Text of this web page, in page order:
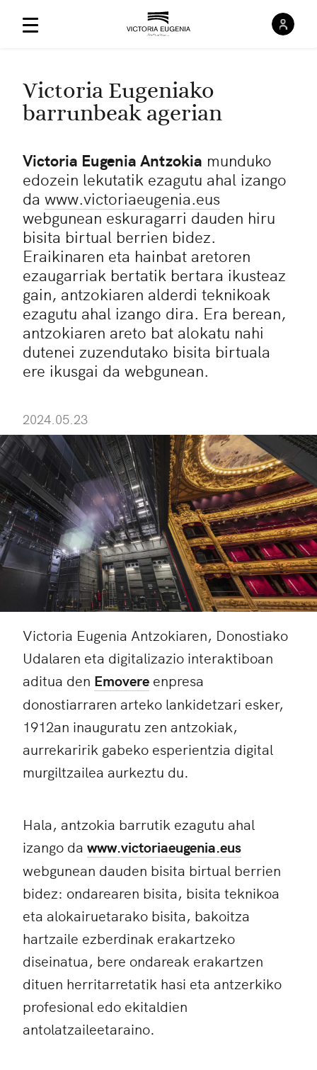
Victoria Eugeniako
barrunbeak agerian
Victoria Eugenia Antzokia munduko
edozein lekutatik ezagutu ahal izango
da www.victoriaeugenia.eus
webgunean eskuragarri dauden hiru
bisita birtual berrien bidez.
Eraikinaren eta hainbat aretoren
ezaugarriak bertatik bertara ikusteaz
gain, antzokiaren alderdi teknikoak
ezagutu ahal izango dira. Era berean,
antzokiaren areto bat alokatu nahi
dutenei zuzendutako bisita birtuala
ere ikusgai da webgunean.
2024.05.23
Victoria Eugenia Antzokiaren, Donostiako
Udalaren eta digitalizazio interaktiboan
aditua den Emovere enpresa
donostiarraren arteko lankidetzari esker,
1912an inauguratu zen antzokiak,
aurrekaririk gabeko esperientzia digital
murgiltzailea aurkeztu du.
Hala, antzokia barrutik ezagutu ahal
izango da www.victoriaeugenia.eus
webgunean dauden bisita birtual berrien
bidez: ondarearen bisita, bisita teknikoa
eta alokairuetarako bisita, bakoitza
hartzaile ezberdinak erakartzeko
diseinatua, bere ondareak erakartzen
dituen herritarretatik hasi eta antzerkiko
profesional edo ekitaldien
antolatzaileetaraino.